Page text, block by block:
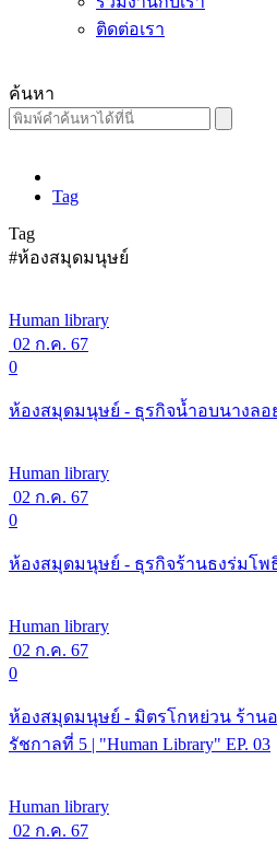
ติดต่อเรา
ค้นหา
Tag
Tag
#ห้องสมุดมนุษย์
Human library
02 ก.ค. 67
0
ห้องสมุดมนุษย์ - ธุรกิจน้ำอบนางลอย
Human library
02 ก.ค. 67
0
ห้องสมุดมนุษย์ - ธุรกิจร้านธงร่มโพธิ์
Human library
02 ก.ค. 67
0
ห้องสมุดมนุษย์ - มิตรโกหย่วน ร้าน
รัชกาลที่ 5 | "Human Library" EP. 03
Human library
02 ก.ค. 67